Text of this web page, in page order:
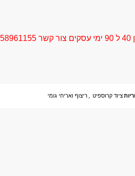
ציוד קרוספיט , ריצוף ואריחי גומי